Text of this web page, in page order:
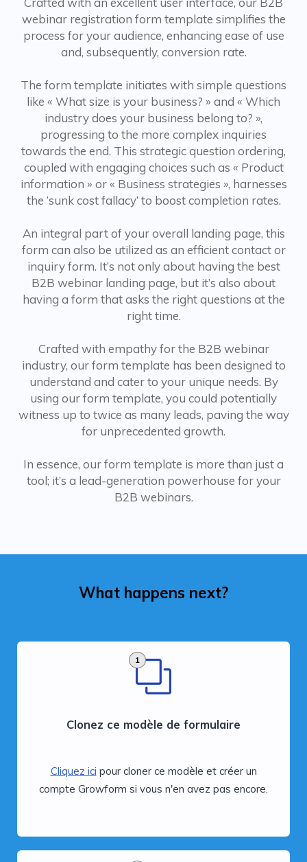
webinar registration form template simplifies the
process for your audience, enhancing ease of use
and, subsequently, conversion rate.
The form template initiates with simple questions
like « What size is your business? » and « Which
industry does your business belong to? »,
progressing to the more complex inquiries
towards the end. This strategic question ordering,
coupled with engaging choices such as « Product
information » or « Business strategies », harnesses
the ‘sunk cost fallacy’ to boost completion rates.
An integral part of your overall landing page, this
form can also be utilized as an efficient contact or
inquiry form. It’s not only about having the best
B2B webinar landing page, but it’s also about
having a form that asks the right questions at the
right time.
Crafted with empathy for the B2B webinar
industry, our form template has been designed to
understand and cater to your unique needs. By
using our form template, you could potentially
witness up to twice as many leads, paving the way
for unprecedented growth.
In essence, our form template is more than just a
tool; it’s a lead-generation powerhouse for your
B2B webinars.
What happens next?
1
Clonez ce modèle de formulaire
Cliquez ici pour cloner ce modèle et créer un
compte Growform si vous n'en avez pas encore.